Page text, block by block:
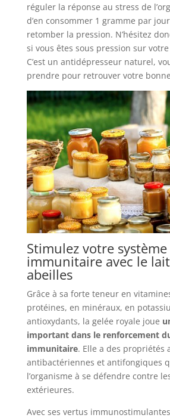
réguler la réponse au stress de
d’en consommer 1 gramme par
retomber la pression. N’hésitez
si vous êtes sous pression sur
C’est un antidépresseur naturel,
prendre pour retrouver votre
Stimulez votre système
immunitaire avec le
abeilles
Grâce à sa forte teneur en
protéines, en minéraux, en
antioxydants, la gelée royale joue
important dans le renforcement
immunitaire. Elle a des propriétés
antibactériennes et antifongiques
l’organisme à se défendre contre
extérieures.
Avec ses vertus